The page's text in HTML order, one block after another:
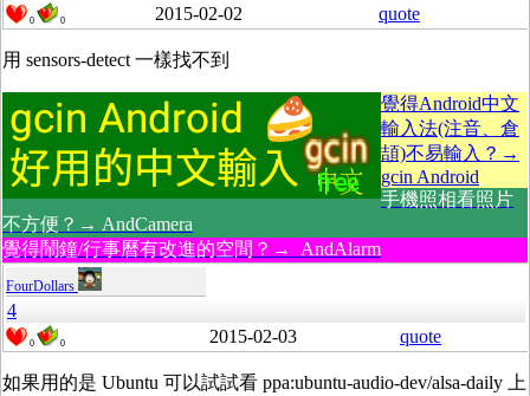
0 0 2015-02-02 quote
用 sensors-detect 一樣找不到
覺得Android中文
輸入法(注音、倉
頡)不易輸入？→
gcin Android
手機照相看照片
不方便？→ AndCamera
覺得鬧鐘/行事曆有改進的空間？→ AndAlarm
FourDollars
4
0 0 2015-02-03 quote
如果用的是 Ubuntu 可以試試看 ppa:ubuntu-audio-dev/alsa-daily 上